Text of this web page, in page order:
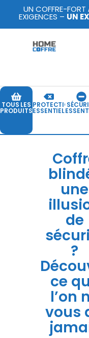
UN COFFRE-FORT
EXIGENCES – UN
TOUS LES
PRODUITS
PROTECTION
ESSENTIELLE
une
de
?
ce
l’on
vous